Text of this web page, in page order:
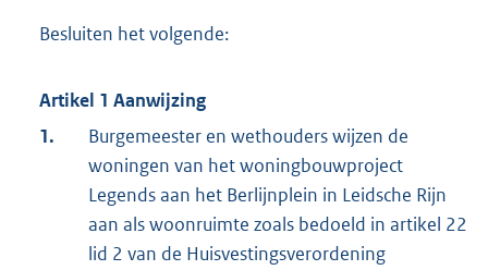
Besluiten het volgende:
Artikel 1 Aanwijzing
1.
Burgemeester en wethouders wijzen de
woningen van het woningbouwproject
Legends aan het Berlijnplein in Leidsche Rijn
aan als woonruimte zoals bedoeld in artikel 22
lid 2 van de Huisvestingsverordening